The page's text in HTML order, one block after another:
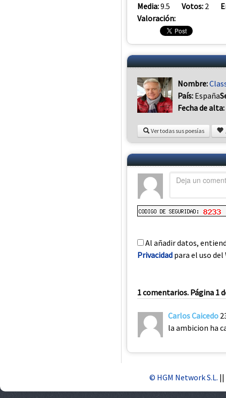
Media:9.5 Votos: 2
Valoración:
Nombre:
País: España
Fecha de alta:
Ver todas sus poesías
Al añadir datos,
Privacidad para el uso del
1 comentarios. Página 1
Carlos Caicedo
la ambicion ha
© HGM Network S.L. ||